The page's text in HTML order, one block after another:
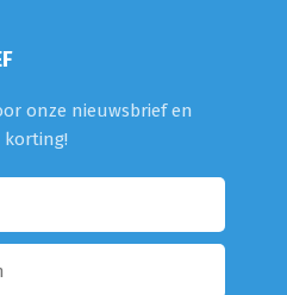
onze nieuwsbrief en